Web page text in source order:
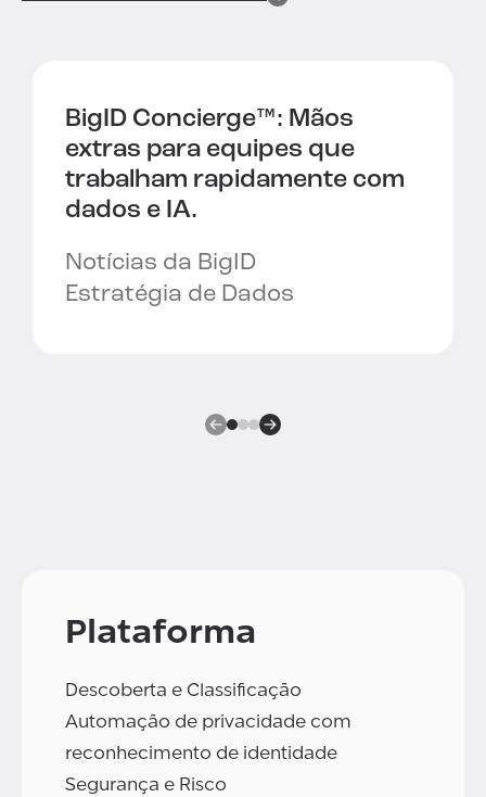
BigID Concierge™: Mãos
extras para equipes que
trabalham rapidamente com
dados e IA.
Notícias da BigID
Estratégia de Dados
Plataforma
Descoberta e Classificação
Automação de privacidade com
reconhecimento de identidade
Segurança e Risco